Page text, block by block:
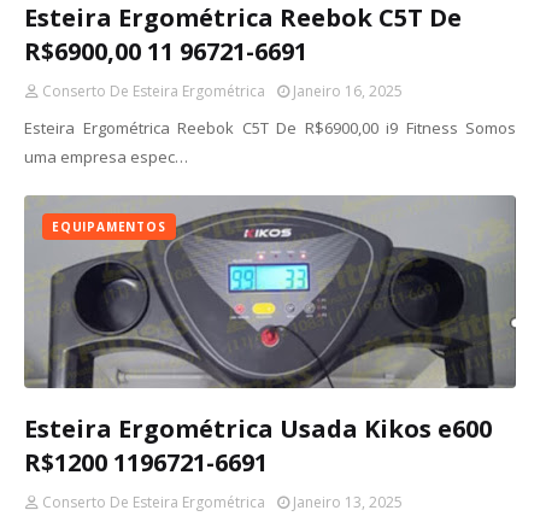
Esteira Ergométrica Reebok C5T De
R$6900,00 11 96721-6691
Conserto De Esteira Ergométrica Janeiro 16, 2025
Esteira Ergométrica Reebok C5T De R$6900,00 i9 Fitness Somos
uma empresa espec…
EQUIPAMENTOS
Esteira Ergométrica Usada Kikos e600
R$1200 1196721-6691
Conserto De Esteira Ergométrica Janeiro 13, 2025